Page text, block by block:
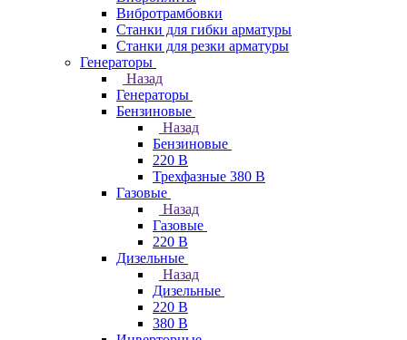
Вибротрамбовки
Станки для гибки арматуры
Станки для резки арматуры
Генераторы
Назад
Генераторы
Бензиновые
Назад
Бензиновые
220 В
Трехфазные 380 В
Газовые
Назад
Газовые
220 В
Дизельные
Назад
Дизельные
220 В
380 В